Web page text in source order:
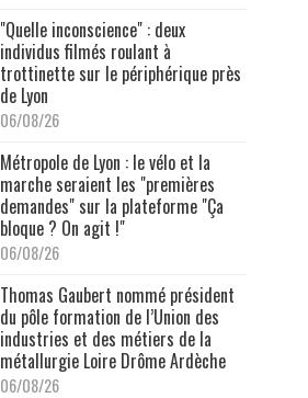
"Quelle inconscience" : deux
individus filmés roulant à
trottinette sur le périphérique près
de Lyon
06/08/26
Métropole de Lyon : le vélo et la
marche seraient les "premières
demandes" sur la plateforme "Ça
bloque ? On agit !"
06/08/26
Thomas Gaubert nommé président
du pôle formation de l’Union des
industries et des métiers de la
métallurgie Loire Drôme Ardèche
06/08/26